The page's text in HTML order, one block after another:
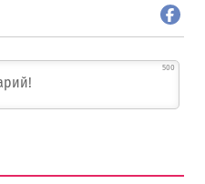
500